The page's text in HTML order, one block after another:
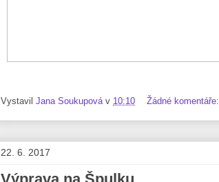
Vystavil Jana Soukupová v 10:10 Žádné komentáře:
22. 6. 2017